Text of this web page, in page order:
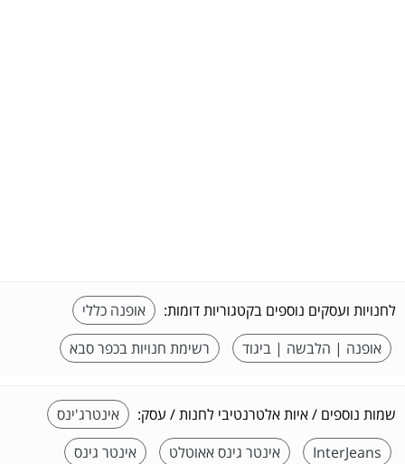
לחנויות ועסקים נוספים בקטגוריות דומות:
אופנה כללי
אופנה | הלבשה | ביגוד
רשימת חנויות בכפר סבא
שמות נוספים / איות אלטרנטיבי לחנות / עסק:
אינטרג'ינס
InterJeans
אינטר גינס אאוטלט אינטר גינס